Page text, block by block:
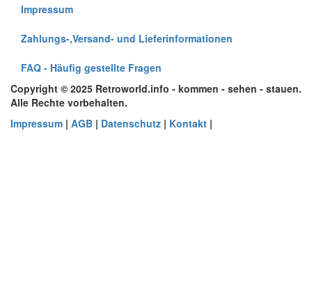
Impressum
Zahlungs-,Versand- und Lieferinformationen
FAQ - Häufig gestellte Fragen
Copyright © 2025 Retroworld.info - kommen - sehen - stauen.
Alle Rechte vorbehalten.
Impressum | AGB | Datenschutz | Kontakt |